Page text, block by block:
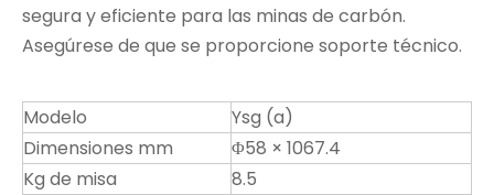
segura y eficiente para las minas de carbón.
Asegúrese de que se proporcione soporte técnico.
Modelo
Ysg (a)
Dimensiones mm
Φ58 × 1067.4
Kg de misa
8.5